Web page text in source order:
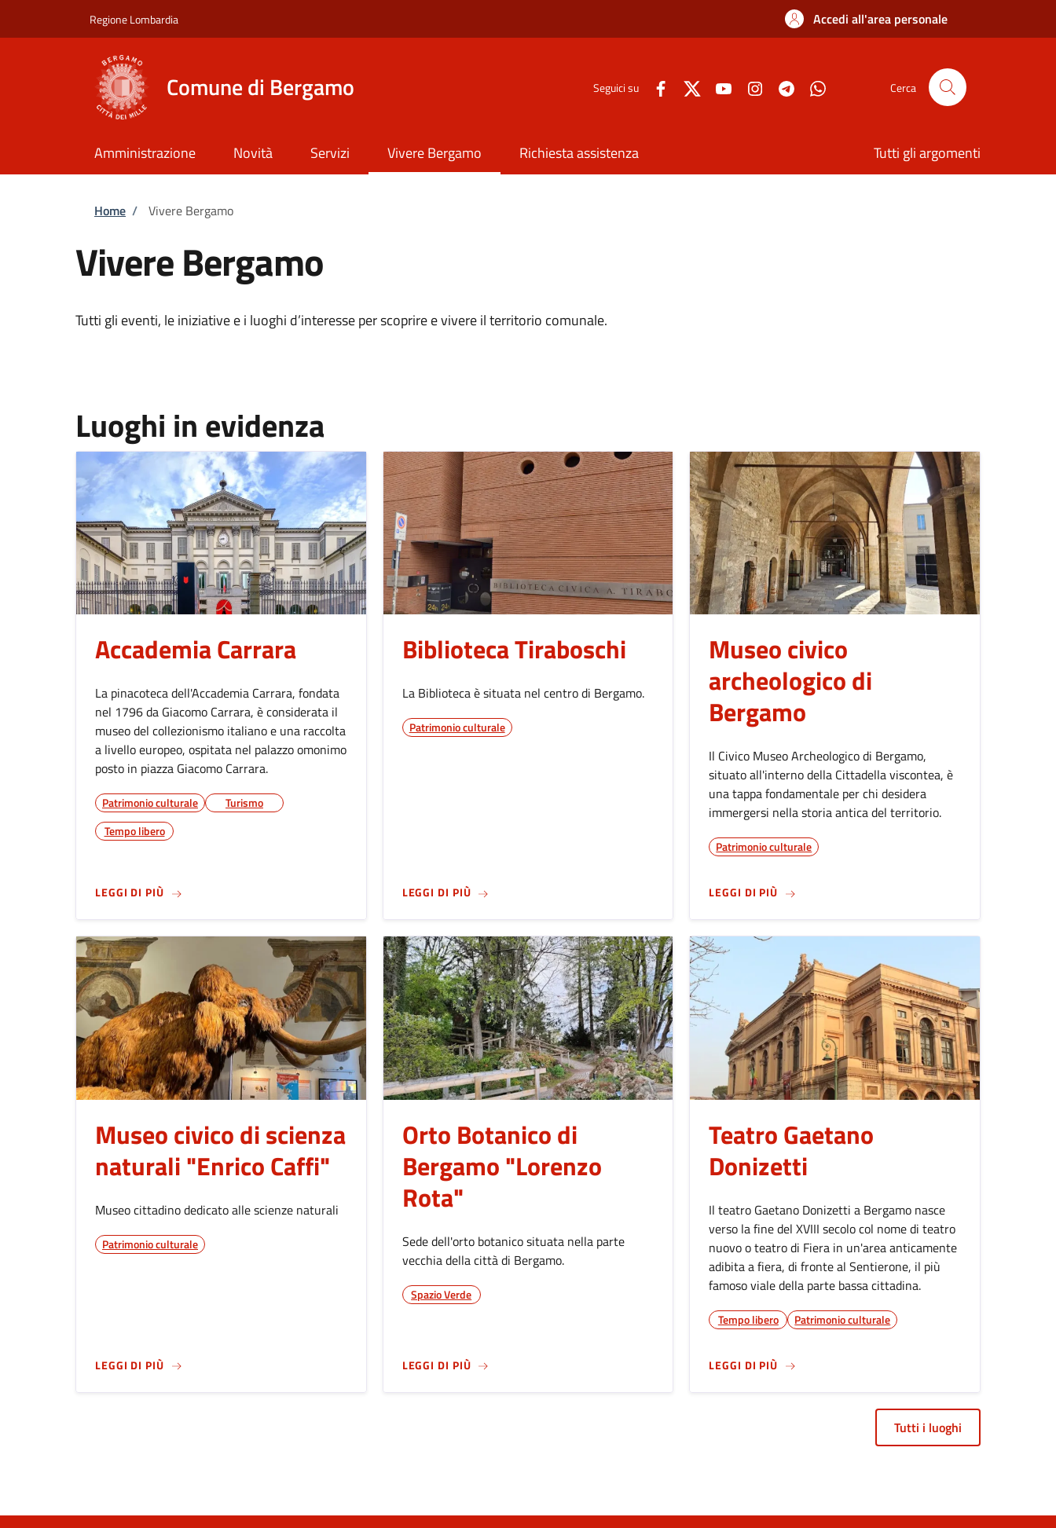
Regione Lombardia Accedi all'area personale
Comune di Bergamo Seguici su Cerca
Amministrazione Novità Servizi Vivere Bergamo Richiesta assistenza Tutti gli argomenti
Briciole di pane
Home / Vivere Bergamo
Vivere Bergamo
Tutti gli eventi, le iniziative e i luoghi d’interesse per scoprire e vivere il territorio comunale.
Luoghi in evidenza
Accademia Carrara
La pinacoteca dell'Accademia Carrara, fondata
nel 1796 da Giacomo Carrara, è considerata il
museo del collezionismo italiano e una raccolta
a livello europeo, ospitata nel palazzo omonimo
posto in piazza Giacomo Carrara.
Patrimonio culturale
Turismo
Tempo libero
LEGGI DI PIÙSUACCADEMIA CARRARA
Biblioteca Tiraboschi
La Biblioteca è situata nel centro di Bergamo.
Patrimonio culturale
LEGGI DI PIÙSU
Museo civico
archeologico di
Bergamo
Il Civico Museo Archeologico di Bergamo,
situato all'interno della Cittadella viscontea, è
una tappa fondamentale per chi desidera
immergersi nella storia antica del territorio.
Patrimonio culturale
LEGGI DI PIÙ SUMUSEO CIVICO ARCHEOLOGICO DI BERGAMO
Museo civico di scienza
naturali "Enrico Caffi"
Museo cittadino dedicato alle scienze naturali
Patrimonio culturale
LEGGI DI PIÙSUMUSEO CIVICO DI SCIENZA NATURALI "ENRICO CAFFI"
Orto Botanico di
Bergamo "Lorenzo
Rota"
Sede dell'orto botanico situata nella parte
vecchia della città di Bergamo.
Spazio Verde
LEGGI DI PIÙSU ORTO BOTANICO DI BERGAMO "LORENZO ROTA"
Teatro Gaetano
Donizetti
Il teatro Gaetano Donizetti a Bergamo nasce
verso la fine del XVIII secolo col nome di teatro
nuovo o teatro di Fiera in un'area anticamente
adibita a fiera, di fronte al Sentierone, il più
famoso viale della parte bassa cittadina.
Tempo libero Patrimonio culturale
LEGGI DI PIÙ SUTEATRO GAETANO DONIZETTI
Tutti i luoghi